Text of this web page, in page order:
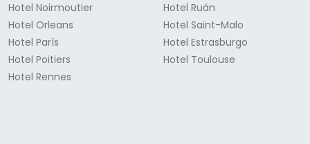
Hotel Noirmoutier
Hotel Orleans
Hotel París
Hotel Poitiers
Hotel Rennes
Hotel Ruán
Hotel Saint-Malo
Hotel Estrasburgo
Hotel Toulouse